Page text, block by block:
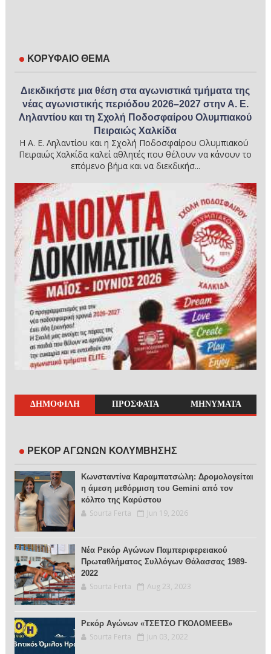
ΚΟΡΥΦΑΙΟ ΘΕΜΑ
Διεκδικήστε μια θέση στα αγωνιστικά τμήματα της
νέας αγωνιστικής περιόδου 2026–2027 στην Α. Ε.
Ληλαντίου και τη Σχολή Ποδοσφαίρου Ολυμπιακού
Πειραιώς Χαλκίδα
Η Α. Ε. Ληλαντίου και η Σχολή Ποδοσφαίρου Ολυμπιακού
Πειραιώς Χαλκίδα καλεί αθλητές που θέλουν να κάνουν το
επόμενο βήμα και να διεκδικήσ...
ΔΗΜΟΦΙΛΗ ΠΡΟΣΦΑΤΑ ΜΗΝΥΜΑΤΑ
ΡΕΚΟΡ ΑΓΩΝΩΝ ΚΟΛΥΜΒΗΣΗΣ
Κωνσταντίνα Καραμπατσώλη: Δρομολογείται
η άμεση μεθόρμιση του Gemini από τον
κόλπο της Καρύστου
Sourta Ferta Jun 19, 2026
Νέα Ρεκόρ Αγώνων Παμπεριφερειακού
Πρωταθλήματος Συλλόγων Θάλασσας 1989-
2022
Sourta Ferta Aug 23, 2023
Ρεκόρ Αγώνων «ΤΣΕΤΣΟ ΓΚΟΛΟΜΕΕΒ»
Sourta Ferta Jun 03, 2022